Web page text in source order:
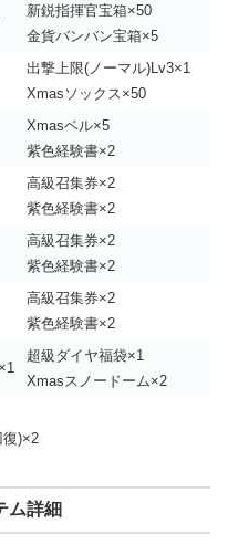
新鋭指揮官宝箱×50
金貨バンバン宝箱×5
出撃上限(ノーマル)Lv3×1
Xmasソックス×50
Xmasベル×5
紫色経験書×2
高級召集券×2
紫色経験書×2
高級召集券×2
紫色経験書×2
高級召集券×2
紫色経験書×2
超級ダイヤ福袋×1
Xmasスノードーム×2
復)×2
ム詳細